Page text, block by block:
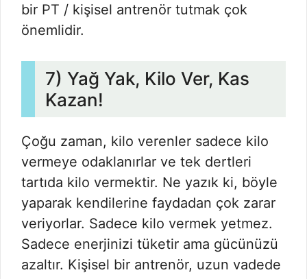
bir PT / kişisel antrenör tutmak çok
önemlidir.
7) Yağ Yak, Kilo Ver, Kas
Kazan!
Çoğu zaman, kilo verenler sadece kilo
vermeye odaklanırlar ve tek dertleri
tartıda kilo vermektir. Ne yazık ki, böyle
yaparak kendilerine faydadan çok zarar
veriyorlar. Sadece kilo vermek yetmez.
Sadece enerjinizi tüketir ama gücünüzü
azaltır. Kişisel bir antrenör, uzun vadede